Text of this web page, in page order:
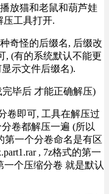
放猫和老鼠和葫芦娃
压工具打开.
奇怪的后缀名, 后缀改
, (有的系统默认不能更
示文件后缀名).
毕后 才能正确解压)
卷即可, 工具在解压过
卷都解压一遍 (所以
第一个分卷命名是有区
, 7z格式的第一
一个压缩分卷 就是默认